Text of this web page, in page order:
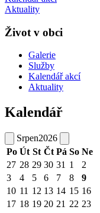
Aktuality
Život v obci
Galerie
Služby
Kalendář akcí
Aktuality
Kalendář
Srpen2026
Po Út St Čt Pá So Ne
27 28 29 30 31 1
2
3
4 5 6 7 8
9
10 11 12 13 14 15 16
17 18 19 20 21 22 23